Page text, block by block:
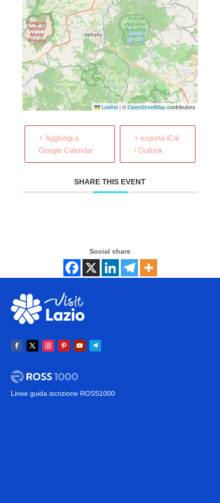
Leaflet | ©OpenStreetMapcontributors
+ Aggiungi a
Google Calendar
+ esporta iCal
/ Outlook
SHARE THIS EVENT
Social share
Linee guida iscrizione ROSS1000